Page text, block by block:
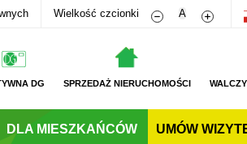
Wielkość czcionki Zmniejsz
A
DG SPRZEDAŻ NIERUCHOMOŚCI
DLA MIESZKAŃCÓW UMÓW